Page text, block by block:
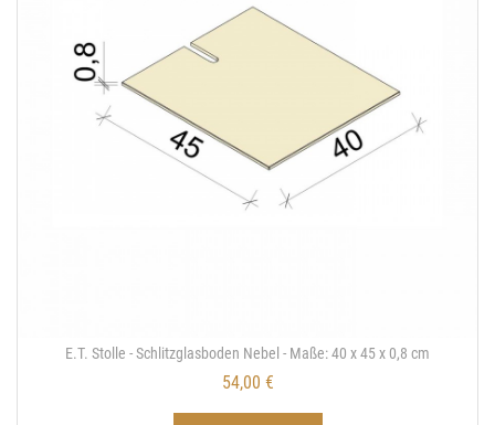
E.T. Stolle - Schlitzglasboden Nebel - Maße: 40 x 45 x 0,8 cm
54,00 €